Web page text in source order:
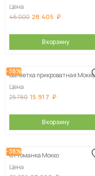
Цена
46 000 28 405
В корзину
-38%
Банкетка прикроватная Мокко
Цена
25 780 15 917
В корзину
-38%
Оттоманка Мокко
Цена